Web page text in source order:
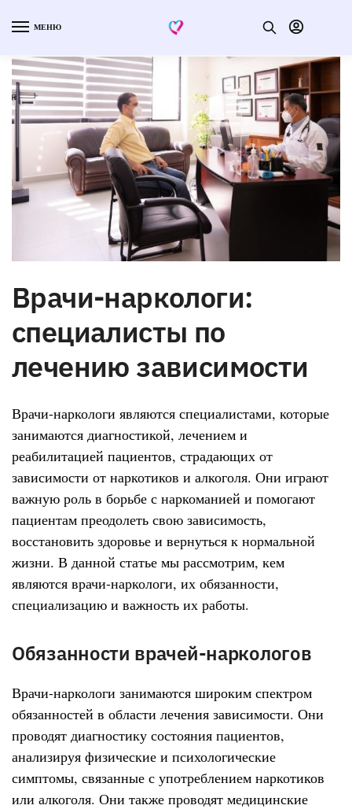
МЕНЮ
Врачи-наркологи:
специалисты по
лечению зависимости
Врачи-наркологи являются специалистами, которые
занимаются диагностикой, лечением и
реабилитацией пациентов, страдающих от
зависимости от наркотиков и алкоголя. Они играют
важную роль в борьбе с наркоманией и помогают
пациентам преодолеть свою зависимость,
восстановить здоровье и вернуться к нормальной
жизни. В данной статье мы рассмотрим, кем
являются врачи-наркологи, их обязанности,
специализацию и важность их работы.
Обязанности врачей-наркологов
Врачи-наркологи занимаются широким спектром
обязанностей в области лечения зависимости. Они
проводят диагностику состояния пациентов,
анализируя физические и психологические
симптомы, связанные с употреблением наркотиков
или алкоголя. Они также проводят медицинские